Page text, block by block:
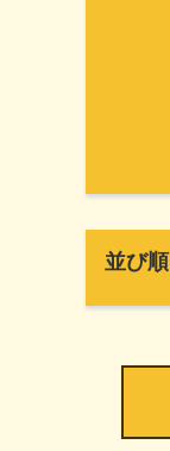
並び順